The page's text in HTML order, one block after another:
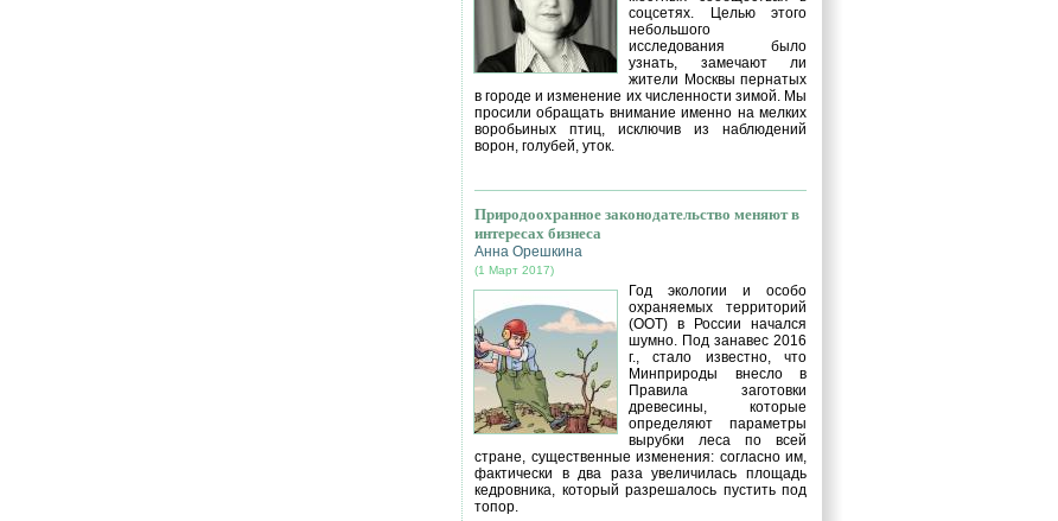
соцсетях. Целью этого
небольшого
исследования было
узнать, замечают ли
жители Москвы пернатых
в городе и изменение их численности зимой. Мы
просили обращать внимание именно на мелких
воробьиных птиц, исключив из наблюдений
ворон, голубей, уток.
Природоохранное законодательство меняют в
интересах бизнеса
Анна Орешкина
(1 Март 2017)
Год экологии и особо
охраняемых территорий
(ООТ) в России начался
шумно. Под занавес 2016
г., стало известно, что
Минприроды внесло в
Правила заготовки
древесины, которые
определяют параметры
вырубки леса по всей
стране, существенные изменения: согласно им,
фактически в два раза увеличилась площадь
кедровника, который разрешалось пустить под
топор.